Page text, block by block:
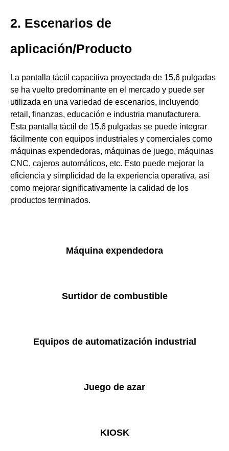
2. Escenarios de
aplicación/Producto
La pantalla táctil capacitiva proyectada de 15.6 pulgadas
se ha vuelto predominante en el mercado y puede ser
utilizada en una variedad de escenarios, incluyendo
retail, finanzas, educación e industria manufacturera.
Esta pantalla táctil de 15.6 pulgadas se puede integrar
fácilmente con equipos industriales y comerciales como
máquinas expendedoras, máquinas de juego, máquinas
CNC, cajeros automáticos, etc. Esto puede mejorar la
eficiencia y simplicidad de la experiencia operativa, así
como mejorar significativamente la calidad de los
productos terminados.
Máquina expendedora
Surtidor de combustible
Equipos de automatización industrial
Juego de azar
KIOSK